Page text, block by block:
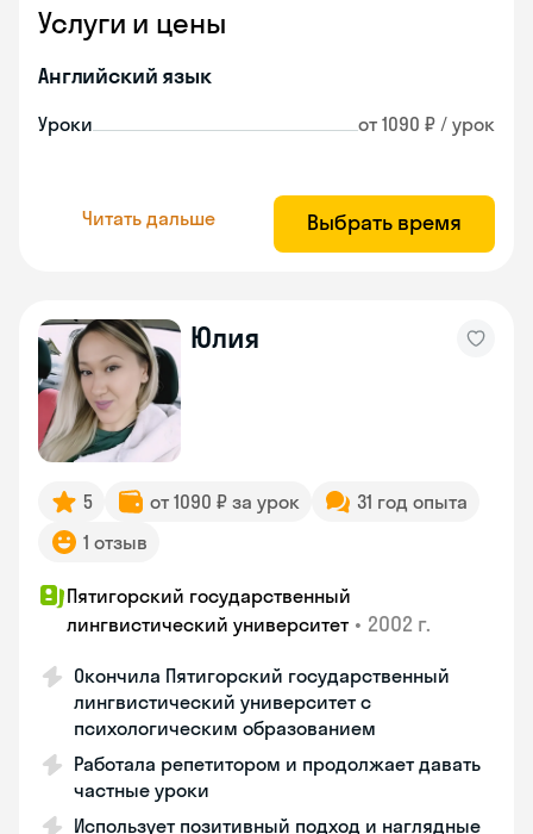
Услуги и цены
Английский язык
Уроки от 1090 ₽ / урок
Читать дальше Выбрать время
Юлия
5 от 1090 ₽ за урок
31 год опыта
1 отзыв
Пятигорский государственный
лингвистический университет • 2002 г.
Окончила Пятигорский государственный
лингвистический университет с
психологическим образованием
Работала репетитором и продолжает давать
частные уроки
Использует позитивный подход и наглядные